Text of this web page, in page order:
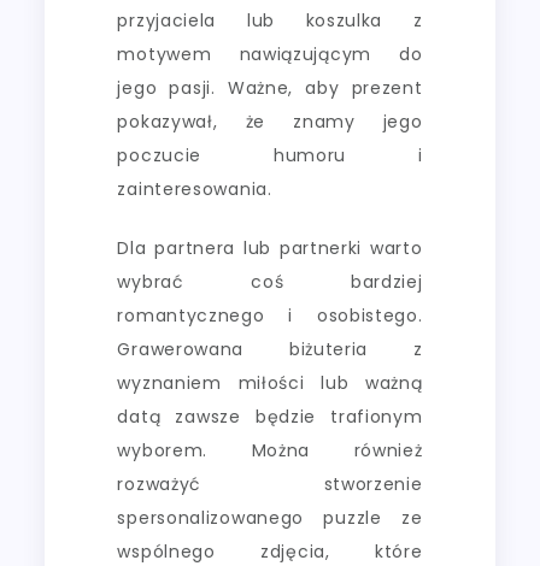
przyjaciela lub koszulka z
motywem nawiązującym do
jego pasji. Ważne, aby prezent
pokazywał, że znamy jego
poczucie humoru i
zainteresowania.
Dla partnera lub partnerki warto
wybrać coś bardziej
romantycznego i osobistego.
Grawerowana biżuteria z
wyznaniem miłości lub ważną
datą zawsze będzie trafionym
wyborem. Można również
rozważyć stworzenie
spersonalizowanego puzzle ze
wspólnego zdjęcia, które